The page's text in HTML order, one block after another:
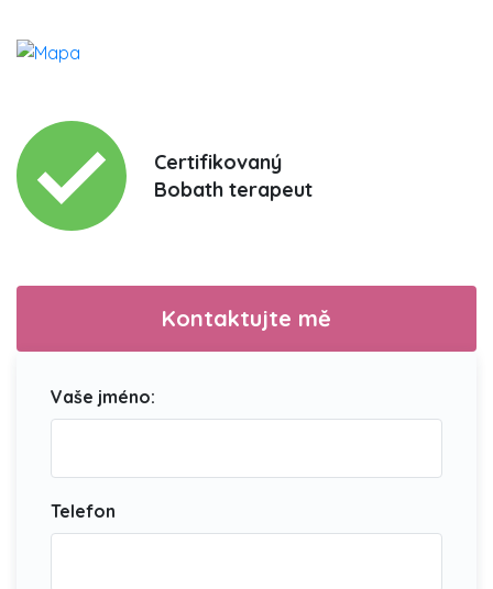
Certifikovaný
Bobath terapeut
Kontaktujte mě
Vaše jméno:
Telefon